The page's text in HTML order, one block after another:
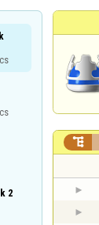
2
